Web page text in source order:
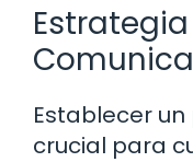
Establecer
crucial para